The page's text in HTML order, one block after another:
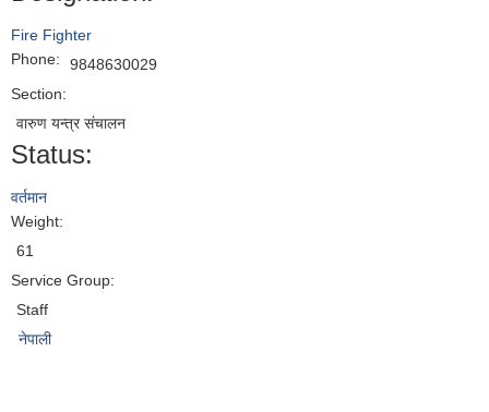
Fire Fighter
Phone:
9848630029
Section:
वारुण यन्त्र संचालन
Status:
वर्तमान
Weight:
61
Service Group:
Staff
नेपाली